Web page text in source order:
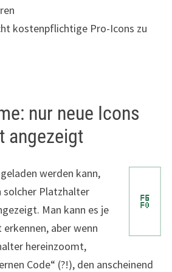
kostenpflichtige Pro-Icons zu
nur neue Icons
angezeigt
werden kann,
Platzhalter
Man kann es je
aber wenn
hereinzoomt,
Code“ (?!), den anscheinend